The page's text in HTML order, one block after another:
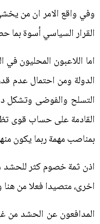
وفي واقع الامر ان من
القرار السياسي أسوة بما
اما اللاعبون المحليون
الدولة ومن احتمال عدم
التسلح والفوضى وتشكل
القادمة على حساب قوى
بمناصب مهمة ربما يكون
اذن ثمة خصوم كثر للحشد
اخرى، متصيدا فعلا من
المدافعون عن الحشد من